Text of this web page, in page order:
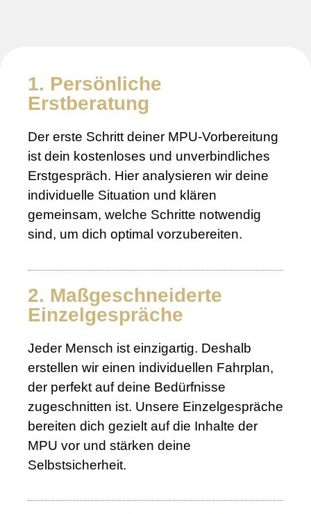
1. Persönliche
Erstberatung
Der erste Schritt deiner MPU-Vorbereitung
ist dein kostenloses und unverbindliches
Erstgespräch. Hier analysieren wir deine
individuelle Situation und klären
gemeinsam, welche Schritte notwendig
sind, um dich optimal vorzubereiten.
2. Maßgeschneiderte
Einzelgespräche
Jeder Mensch ist einzigartig. Deshalb
erstellen wir einen individuellen Fahrplan,
der perfekt auf deine Bedürfnisse
zugeschnitten ist. Unsere Einzelgespräche
bereiten dich gezielt auf die Inhalte der
MPU vor und stärken deine
Selbstsicherheit.